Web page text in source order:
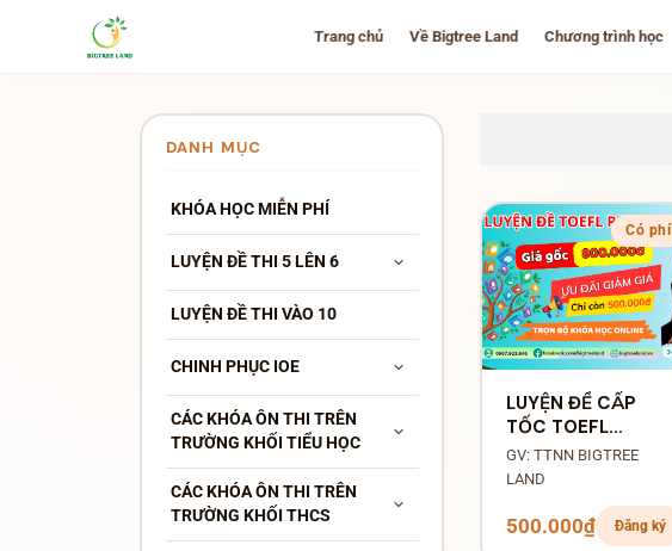
Trang chủ Về Bigtree Land Chương trình học
DANH MỤC
KHÓA HỌC MIỄN PHÍ
LUYỆN ĐỀ THI 5 LÊN 6
LUYỆN ĐỀ THI VÀO 10
CHINH PHỤC IOE
CÁC KHÓA ÔN THI TRÊN
TRƯỜNG KHỐI TIỂU HỌC
CÁC KHÓA ÔN THI TRÊN
TRƯỜNG KHỐI THCS
Có phí
LUYỆN ĐỀ CẤP
TỐC TOEFL
PRIMARY
CHALLENGE
THÀNH PHỐ
GV: TTNN BIGTREE
LAND
500.000₫ Đăng ký